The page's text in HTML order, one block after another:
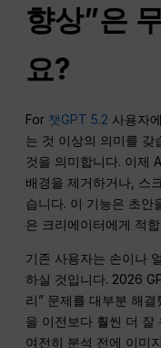
향상”은
요?
For 챗GPT 5.2 사용자
는 것 이상의 의미를 갖
것을 의미합니다. 이제
배경을 제거하거나, 스
습니다. 이 기능은 초안
은 크리에이터에게 적
기존 사용자는 손이나
하실 것입니다. 2026
리” 문제를 대부분 해
을 이전보다 훨씬 더 잘
여전히 분석 전에 이미